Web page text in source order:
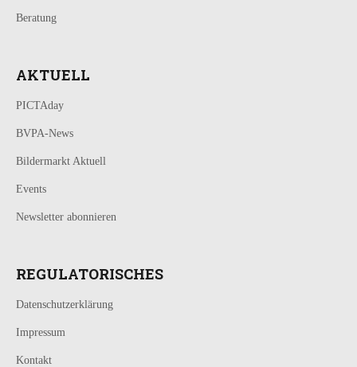
Beratung
AKTUELL
PICTAday
BVPA-News
Bildermarkt Aktuell
Events
Newsletter abonnieren
REGULATORISCHES
Datenschutzerklärung
Impressum
Kontakt